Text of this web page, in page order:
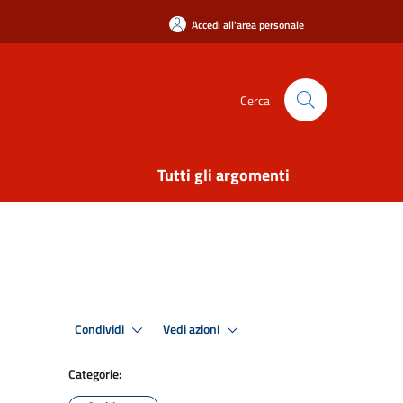
Accedi all'area personale
Cerca
Tutti gli argomenti
Condividi Vedi azioni
Categorie: